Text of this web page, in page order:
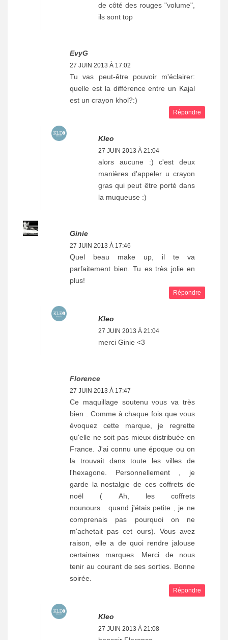
de côté des rouges "volume",
ils sont top
EvyG
27 JUIN 2013 À 17:02
Tu vas peut-être pouvoir m'éclairer:
quelle est la différence entre un Kajal
est un crayon khol?:)
Répondre
Kleo
27 JUIN 2013 À 21:04
alors aucune :) c'est deux
manières d'appeler u crayon
gras qui peut être porté dans
la muqueuse :)
Ginie
27 JUIN 2013 À 17:46
Quel beau make up, il te va
parfaitement bien. Tu es très jolie en
plus!
Répondre
Kleo
27 JUIN 2013 À 21:04
merci Ginie <3
Florence
27 JUIN 2013 À 17:47
Ce maquillage soutenu vous va très
bien . Comme à chaque fois que vous
évoquez cette marque, je regrette
qu'elle ne soit pas mieux distribuée en
France. J'ai connu une époque ou on
la trouvait dans toute les villes de
l'hexagone. Personnellement , je
garde la nostalgie de ces coffrets de
noël ( Ah, les coffrets
nounours....quand j'étais petite , je ne
comprenais pas pourquoi on ne
m'achetait pas cet ours). Vous avez
raison, elle a de quoi rendre jalouse
certaines marques. Merci de nous
tenir au courant de ses sorties. Bonne
soirée.
Répondre
Kleo
27 JUIN 2013 À 21:08